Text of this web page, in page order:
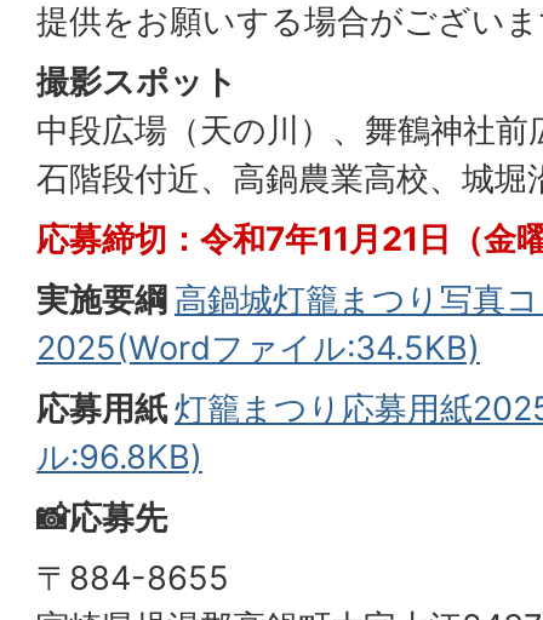
提供をお願いする場合がござい
撮影スポット
中段広場（天の川）、舞鶴神社前
石階段付近、高鍋農業高校、城堀
応募締切：令和7年11月21日（金
実施要綱 高鍋城灯籠まつり写真
2025(Wordファイル:34.5KB)
応募用紙灯籠まつり応募用紙
ル:96.8KB)
📸応募先
〒884-8655